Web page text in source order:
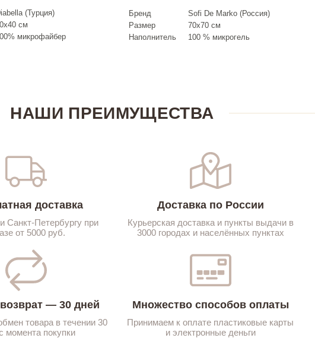
(Турция)
см
микрофайбер
Бренд
Sofi De Marko (Россия)
Размер
70х70 см
Наполнитель
100 % микрогель
НАШИ ПРЕИМУЩЕСТВА
доставка
Санкт-Петербургу при
от 5000 руб.
Доставка по России
Курьерская доставка и пункты выдачи в
3000 городах и населённых пунктах
— 30 дней
товара в течении 30
момента покупки
Множество способов оплаты
Принимаем к оплате пластиковые карты
и электронные деньги